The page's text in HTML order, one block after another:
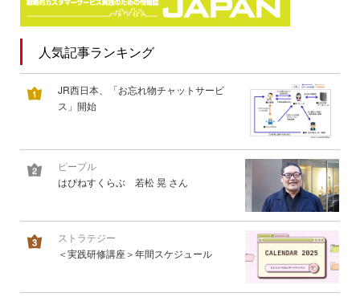
人気記事ランキング
JR西日本、「お忘れ物チャットサービ
ス」開始
ピープル
はぴねすくらぶ 若松 晃 さん
ストラテジー
＜実践研修講座＞年間スケジュール